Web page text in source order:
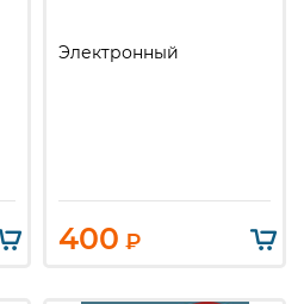
Электронный
400 ₽